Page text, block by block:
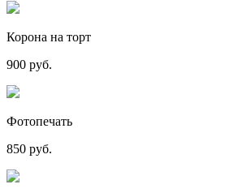
Корона на торт
900 руб.
Фотопечать
850 руб.